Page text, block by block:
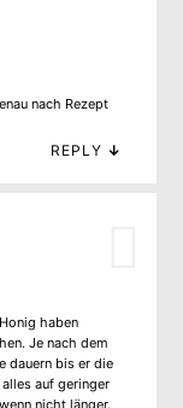
nach Rezept
REPLY ↓
haben
Je nach dem
dauern bis er die
auf geringer
nicht länger.